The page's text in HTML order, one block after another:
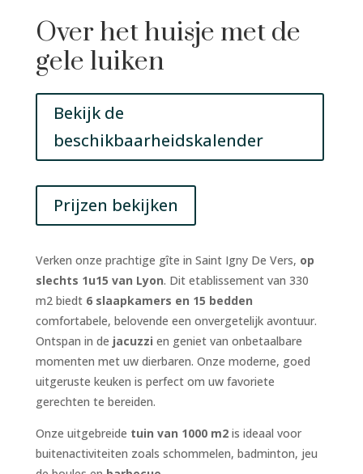
Over het huisje met de
gele luiken
Bekijk de
beschikbaarheidskalender
Prijzen bekijken
Verken onze prachtige gîte in Saint Igny De Vers, op
slechts 1u15 van Lyon. Dit etablissement van 330
m2 biedt 6 slaapkamers en 15 bedden
comfortabele, belovende een onvergetelijk avontuur.
Ontspan in de jacuzzi en geniet van onbetaalbare
momenten met uw dierbaren. Onze moderne, goed
uitgeruste keuken is perfect om uw favoriete
gerechten te bereiden.
Onze uitgebreide tuin van 1000 m2 is ideaal voor
buitenactiviteiten zoals schommelen, badminton, jeu